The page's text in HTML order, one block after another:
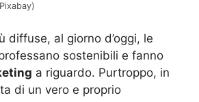
diffuse, al giorno d’oggi, le
sostenibili e fanno
a riguardo. Purtroppo, in
di un vero e proprio